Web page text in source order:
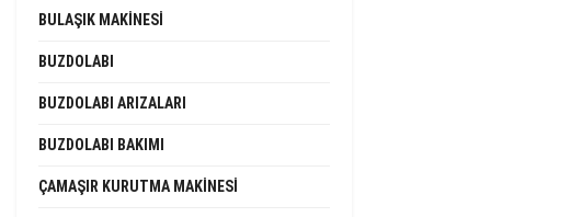
BULAŞIK MAKINESI
BUZDOLABI
BUZDOLABI ARIZALARI
BUZDOLABI BAKIMI
ÇAMAŞIR KURUTMA MAKINESI